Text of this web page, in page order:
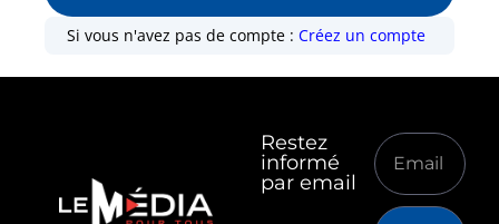
Si vous n'avez pas de compte :Créez un compte
Restez
informé
par email